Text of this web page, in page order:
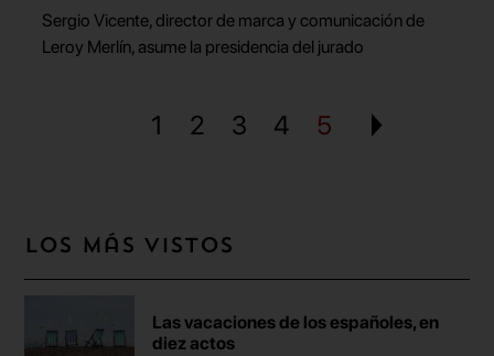
Sergio Vicente, director de marca y comunicación de
Leroy Merlín, asume la presidencia del jurado
1 2 3 4 5
Los más vistos
Las vacaciones de los españoles, en
diez actos